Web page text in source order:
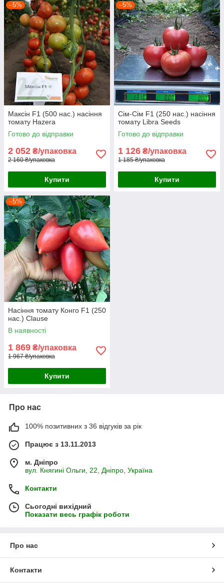
–5%
Максін F1 (500 нас.) насіння
томату Hazera
Готово до відправки
2 052 ₴/упаковка
2 160 ₴/упаковка
Купити
–5%
Сім-Сім F1 (250 нас.) насіння
томату Libra Seeds
Готово до відправки
1 126 ₴/упаковка
1 185 ₴/упаковка
Купити
–5%
Насіння томату Конго F1 (250
нас.) Clause
В наявності
1 869 ₴/упаковка
1 967 ₴/упаковка
Купити
Про нас
100% позитивних з 36 відгуків за рік
Працює з 13.11.2013
м. Дніпро
вул. Княгині Ольги, 22, Дніпро, Україна
Контакти
Сьогодні вихідний
Показати весь графік роботи
Про нас
Контакти